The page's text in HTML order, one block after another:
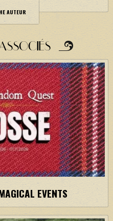
AUTEUR
EVENTS